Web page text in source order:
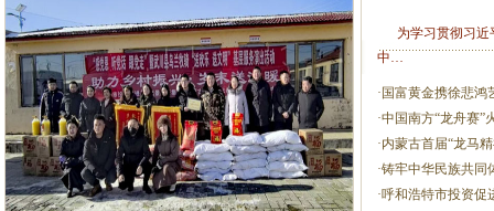
为学习贯彻习近
中…
· 国富黄金携徐悲
·中国南方“龙舟赛
·内蒙古首届“龙马
·铸牢中华民族共同
·呼和浩特市投资促